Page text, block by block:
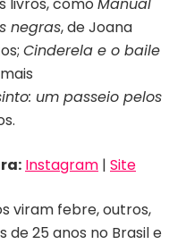
negras, de Joana
Cinderela e o baile
um passeio pelos
Instagram | Site
viram febre, outros,
de 25 anos no Brasil e